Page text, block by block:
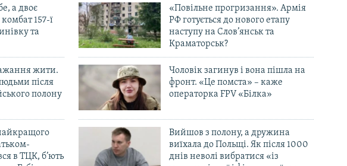
а двоє
157-ї
та
«Повільне прогризання». Армія
РФ готується до нового етапу
наступу на Слов’янськ та
Краматорськ?
жити.
після
полону
Чоловік загинув і вона пішла на
фронт. «Це помста» – каже
операторка FPV «Білка»
в ТЦК, б’ють
Вийшов з полону, а дружина
виїхала до Польщі. Як після 1000
днів неволі вибратися «із